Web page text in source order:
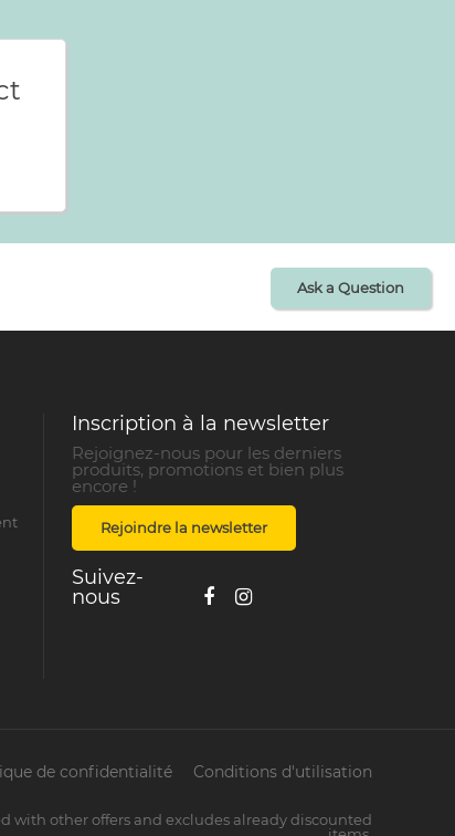
Ask a Question
Inscription à la newsletter
Rejoignez-nous pour les derniers
produits, promotions et bien plus
encore !
Rejoindre la newsletter
Suivez-
nous
de confidentialité Conditions d'utilisation
with other offers and excludes already discounted